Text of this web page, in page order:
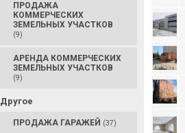
ПРОДАЖА
КОММЕРЧЕСКИХ
ЗЕМЕЛЬНЫХ УЧАСТКОВ
(9)
АРЕНДА КОММЕРЧЕСКИХ
ЗЕМЕЛЬНЫХ УЧАСТКОВ
(9)
Другое
ПРОДАЖА ГАРАЖЕЙ (37)